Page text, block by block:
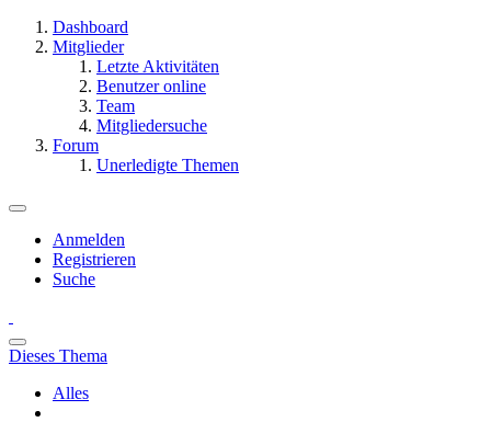
Dashboard
Mitglieder
Letzte Aktivitäten
Benutzer online
Team
Mitgliedersuche
Forum
Unerledigte Themen
Anmelden
Registrieren
Suche
Dieses Thema
Alles